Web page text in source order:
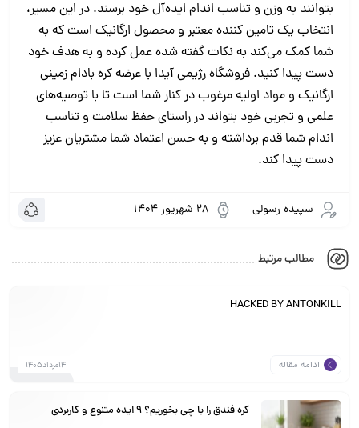
بتوانند به وزن و تناسب اندام ایده‌آل خود برسند. در این مسیر،
انتخاب یک تامین کننده معتبر و محصول ارگانیک است که به
شما کمک می‌کند به نکات گفته شده عمل کرده و به هدف خود
دست پیدا کنید. فروشگاه رژیمی آیدا با عرضه کره بادام زمینی
ارگانیک و مواد اولیه مرغوب در کنار شما است تا با توصیه‌های
علمی و تجربی خود بتواند در راستای حفظ سلامت و تناسب
اندام شما قدم برداشته و به حسن اعتماد شما مشتریان عزیز
دست پیدا کند.
سپیده رسولی 28 شهریور 1404
مطالب مرتبط
HACKED BY ANTONKILL
ادامه مقاله 14مرداد1405
کره فندق را با چی بخوریم؟ ۹ ایده متنوع و کاربردی